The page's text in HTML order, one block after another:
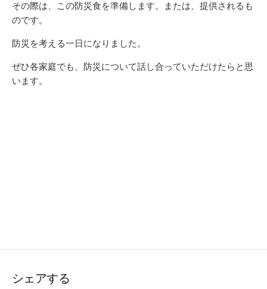
その際は、この防災食を準備します。または、提供されるも
のです。
防災を考える一日になりました。
ぜひ各家庭でも、防災について話し合っていただけたらと思
います。
シェアする